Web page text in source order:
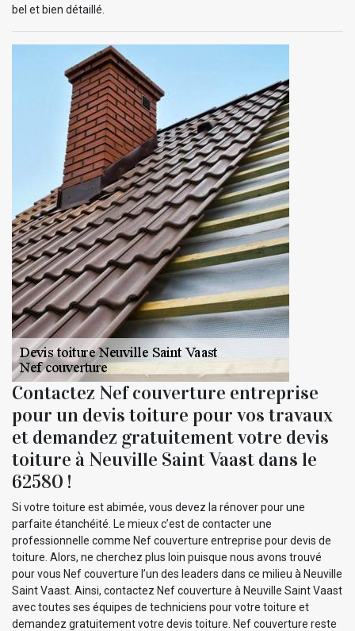
bel et bien détaillé.
Contactez Nef couverture entreprise
pour un devis toiture pour vos travaux
et demandez gratuitement votre devis
toiture à Neuville Saint Vaast dans le
62580 !
Si votre toiture est abimée, vous devez la rénover pour une
parfaite étanchéité. Le mieux c’est de contacter une
professionnelle comme Nef couverture entreprise pour devis de
toiture. Alors, ne cherchez plus loin puisque nous avons trouvé
pour vous Nef couverture l’un des leaders dans ce milieu à Neuville
Saint Vaast. Ainsi, contactez Nef couverture à Neuville Saint Vaast
avec toutes ses équipes de techniciens pour votre toiture et
demandez gratuitement votre devis toiture. Nef couverture reste